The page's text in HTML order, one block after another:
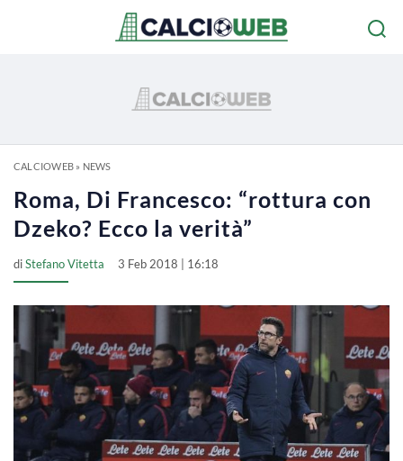
CALCIOWEB» NEWS
Roma, Di Francesco: “rottura con
Dzeko? Ecco la verità”
diStefano Vitetta 3 Feb 2018 | 16:18